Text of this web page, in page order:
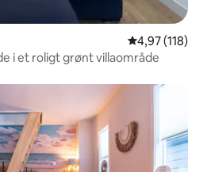
4,97 ud af 5 i
4,97 (118)
i et roligt grønt villaområde